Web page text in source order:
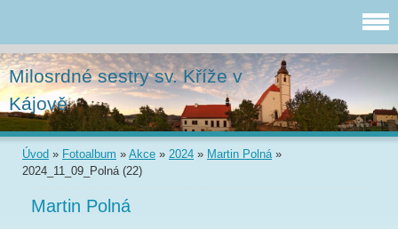
Milosrdné sestry sv. Kříže v
Kájově
Úvod » Fotoalbum » Akce » 2024 » Martin Polná»
2024_11_09_Polná (22)
Martin Polná